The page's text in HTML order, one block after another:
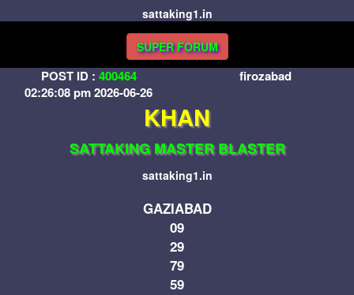
sattaking1.in
SUPER FORUM
POST ID : 400464
02:26:08 pm 2026-06-26
firozabad
KHAN
SATTAKING MASTER BLASTER
sattaking1.in
GAZIABAD
09
29
79
59